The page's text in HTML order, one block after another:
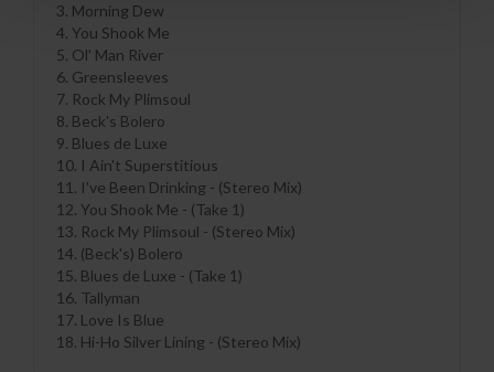
3. Morning Dew
4. You Shook Me
5. Ol' Man River
6. Greensleeves
7. Rock My Plimsoul
8. Beck's Bolero
9. Blues de Luxe
10. I Ain't Superstitious
11. I've Been Drinking - (Stereo Mix)
12. You Shook Me - (Take 1)
13. Rock My Plimsoul - (Stereo Mix)
14. (Beck's) Bolero
15. Blues de Luxe - (Take 1)
16. Tallyman
17. Love Is Blue
18. Hi-Ho Silver Lining - (Stereo Mix)